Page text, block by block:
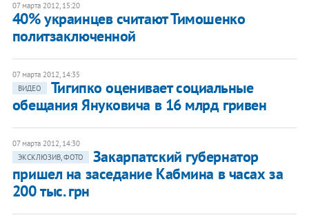
07 марта 2012, 15:20
40% украинцев считают Тимошенко
политзаключенной
07 марта 2012, 14:35
ВИДЕО
Тигипко оценивает социальные
обещания Януковича в 16 млрд гривен
07 марта 2012, 14:30
ЭКСКЛЮЗИВ, ФОТО
Закарпатский губернатор
пришел на заседание Кабмина в часах за
200 тыс. грн